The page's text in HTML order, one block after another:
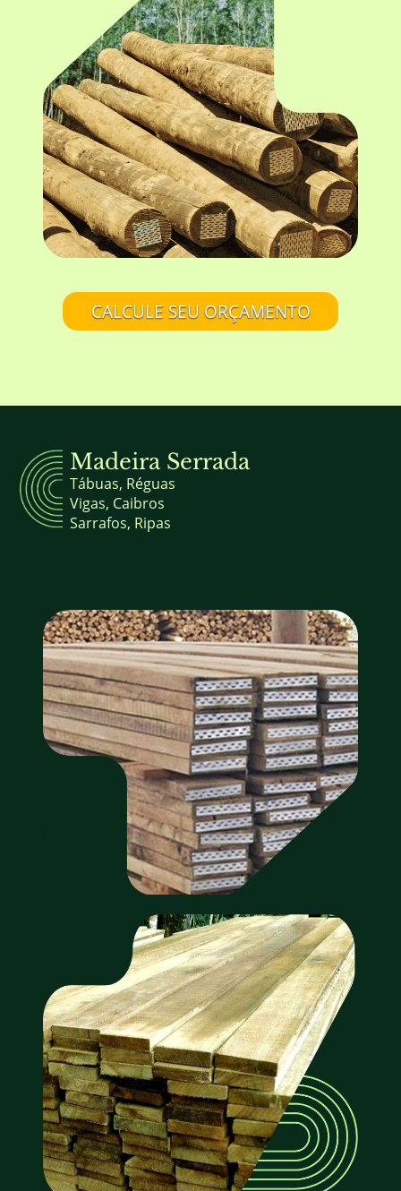
CALCULE SEU ORÇAMENTO
Madeira Serrada
Tábuas, Réguas
Vigas, Caibros
Sarrafos, Ripas